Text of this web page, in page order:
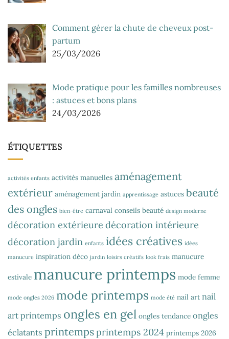
Comment gérer la chute de cheveux post-
partum
25/03/2026
Mode pratique pour les familles nombreuses
: astuces et bons plans
24/03/2026
ÉTIQUETTES
activités enfants activités manuelles aménagement
extérieur aménagement jardin apprentissage astuces beauté
des ongles bien-être carnaval conseils beauté design moderne
décoration extérieure décoration intérieure
décoration jardin enfants idées créatives idées
manucure inspiration déco jardin loisirs créatifs look frais manucure
estivale manucure printemps mode femme
mode ongles 2026 mode printemps mode été nail art nail
art printemps ongles en gel ongles tendance ongles
éclatants printempsprintemps 2024 printemps 2026